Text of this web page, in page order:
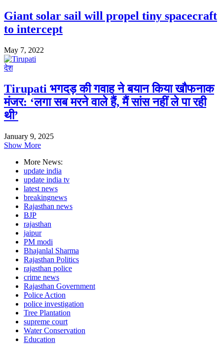
Giant solar sail will propel tiny spacecraft
to intercept
May 7, 2022
देश
Tirupati भगदड़ की गवाह ने बयान किया खौफनाक
मंजर: ‘लगा सब मरने वाले हैं, मैं सांस नहीं ले पा रही
थी’
January 9, 2025
Show More
More News:
update india
update india tv
latest news
breakingnews
Rajasthan news
BJP
rajasthan
jaipur
PM modi
Bhajanlal Sharma
Rajasthan Politics
rajasthan police
crime news
Rajasthan Government
Police Action
police investigation
Tree Plantation
supreme court
Water Conservation
Education